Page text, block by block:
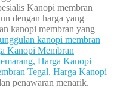
Kanopi membran
dengan harga yang
kanopi membran yang
kanopi membran
Kanopi Membran
Harga Kanopi
Tegal, Harga Kanopi
penawaran menarik.